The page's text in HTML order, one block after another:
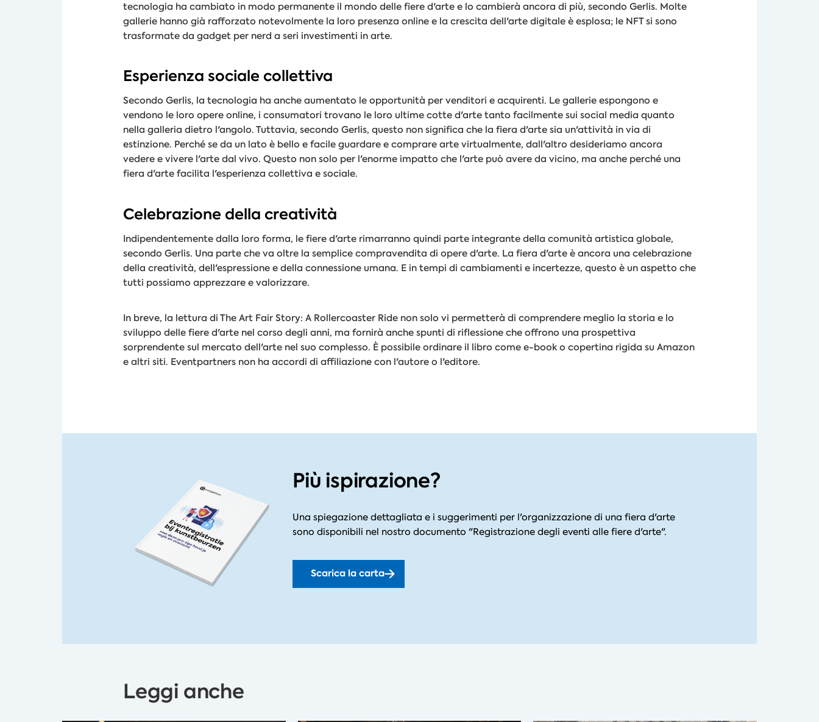
tecnologia ha cambiato in modo permanente il mondo delle fiere d'arte e lo cambierà ancora di più, secondo Gerlis. Molte
gallerie hanno già rafforzato notevolmente la loro presenza online e la crescita dell'arte digitale è esplosa; le NFT si sono
trasformate da gadget per nerd a seri investimenti in arte.
Esperienza sociale collettiva
Secondo Gerlis, la tecnologia ha anche aumentato le opportunità per venditori e acquirenti. Le gallerie espongono e
vendono le loro opere online, i consumatori trovano le loro ultime cotte d'arte tanto facilmente sui social media quanto
nella galleria dietro l'angolo. Tuttavia, secondo Gerlis, questo non significa che la fiera d'arte sia un'attività in via di
estinzione. Perché se da un lato è bello e facile guardare e comprare arte virtualmente, dall'altro desideriamo ancora
vedere e vivere l'arte dal vivo. Questo non solo per l'enorme impatto che l'arte può avere da vicino, ma anche perché una
fiera d'arte facilita l'esperienza collettiva e sociale.
Celebrazione della creatività
Indipendentemente dalla loro forma, le fiere d'arte rimarranno quindi parte integrante della comunità artistica globale,
secondo Gerlis. Una parte che va oltre la semplice compravendita di opere d'arte. La fiera d'arte è ancora una celebrazione
della creatività, dell'espressione e della connessione umana. E in tempi di cambiamenti e incertezze, questo è un aspetto che
tutti possiamo apprezzare e valorizzare.
In breve, la lettura di The Art Fair Story: A Rollercoaster Ride non solo vi permetterà di comprendere meglio la storia e lo
sviluppo delle fiere d'arte nel corso degli anni, ma fornirà anche spunti di riflessione che offrono una prospettiva
sorprendente sul mercato dell'arte nel suo complesso. È possibile ordinare il libro come e-book o copertina rigida su Amazon
e altri siti. Eventpartners non ha accordi di affiliazione con l'autore o l'editore.
Più ispirazione?
Una spiegazione dettagliata e i suggerimenti per l'organizzazione di una fiera d'arte
sono disponibili nel nostro documento "Registrazione degli eventi alle fiere d'arte".
Scarica la carta
Leggi anche